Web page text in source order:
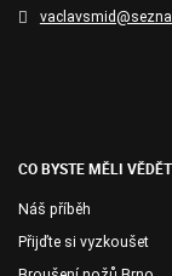
CO BYSTE MĚLI VĚDĚT
Náš příběh
Přijďte si vyzkoušet